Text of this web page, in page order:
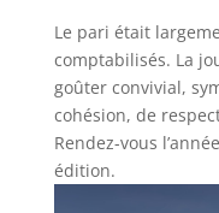
Le pari était
comptabilisés. La
goûter convivial,
cohésion, de
Rendez-vous
édition.